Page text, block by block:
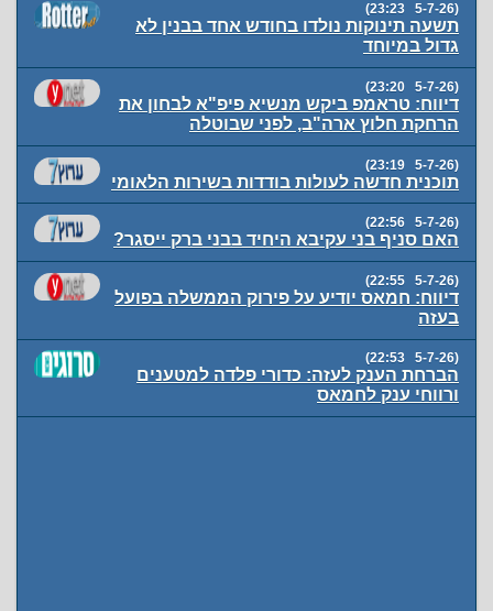
(5-7-26 23:23)
תשעה תינוקות נולדו בחודש אחד בבנין לא
גדול במיוחד
(5-7-26 23:20)
דיווח: טראמפ ביקש מנשיא פיפ"א לבחון את
הרחקת חלוץ ארה"ב, לפני שבוטלה
(5-7-26 23:19)
תוכנית חדשה לעולות בודדות בשירות הלאומי
(5-7-26 22:56)
האם סניף בני עקיבא היחיד בבני ברק ייסגר?
(5-7-26 22:55)
דיווח: חמאס יודיע על פירוק הממשלה בפועל
בעזה
(5-7-26 22:53)
הברחת הענק לעזה: כדורי פלדה למטענים
ורווחי ענק לחמאס